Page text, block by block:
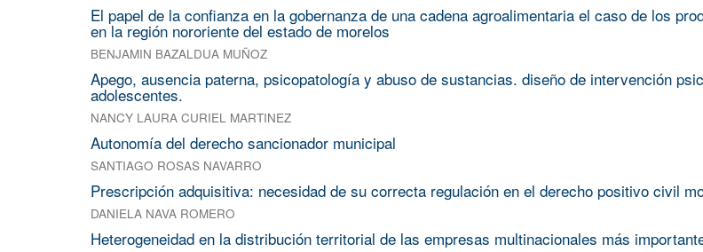
El papel de la confianza en la gobernanza de una cadena agroalimentaria el caso de los
en la región nororiente del estado de morelos
BENJAMIN BAZALDUA MUÑOZ
Apego, ausencia paterna, psicopatología y abuso de sustancias. diseño de intervención
adolescentes.
NANCY LAURA CURIEL MARTINEZ
Autonomía del derecho sancionador municipal
SANTIAGO ROSAS NAVARRO
Prescripción adquisitiva: necesidad de su correcta regulación en el derecho positivo civil
DANIELA NAVA ROMERO
Heterogeneidad en la distribución territorial de las empresas multinacionales más